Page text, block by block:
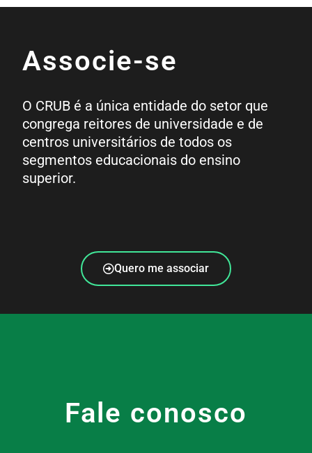
Associe-se
O CRUB é a única entidade do setor que
congrega reitores de universidade e de
centros universitários de todos os
segmentos educacionais do ensino
superior.
Quero me associar
Fale conosco